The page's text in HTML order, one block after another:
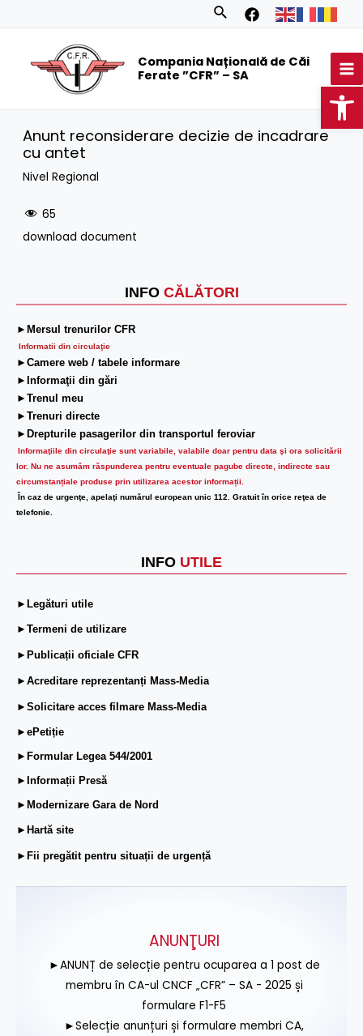
Search
Compania Națională de Căi
Ferate ”CFR” – SA
INFO CĂLĂTORI
►Mersul trenurilor CFR
Informatii din circulaţie
►Camere web / tabele informare
►Informaţii din gări
►Trenul meu
►Trenuri directe
►Drepturile pasagerilor din transportul feroviar
Informaţiile din circulaţie sunt variabile, valabile doar pentru data şi ora solicitării
lor. Nu ne asumăm răspunderea pentru eventuale pagube directe, indirecte sau
circumstanțiale produse prin utilizarea acestor informații.
În caz de urgenţe, apelaţi numărul european unic 112. Gratuit în orice reţea de
telefonie.
INFO UTILE
►Legături utile
►Termeni de utilizare
►Publicații oficiale CFR
►Acreditare reprezentanți Mass-Media
►Solicitare acces filmare Mass-Media
►ePetiție
►Formular Legea 544/2001
►Informații Presă
►Modernizare Gara de Nord
►Hartă site
►Fii pregătit pentru situații de urgență
Anunt reconsiderare decizie de incadrare
cu antet
Nivel Regional
65
download document
ANUNŢURI
►ANUNȚ de selecție pentru ocuparea a 1 post de
membru în CA-ul CNCF „CFR” – SA - 2025 și
formulare F1-F5
►Selecție anunțuri și formulare membri CA,